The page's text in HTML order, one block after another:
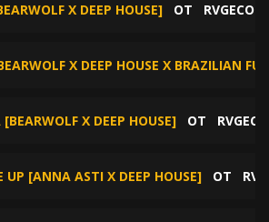
X DEEP HOUSE] ОТ
X DEEP HOUSE X BRAZILIAN
[BEARWOLF X DEEP HOUSE] ОТ
UP [ANNA ASTI X DEEP HOUSE] ОТ